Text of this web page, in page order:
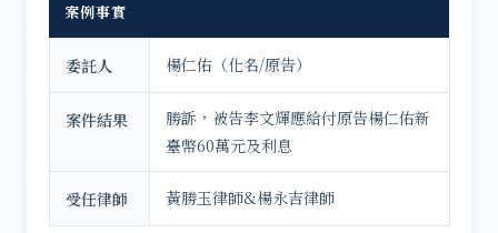
案例事實
委託人 楊仁佑（化名/原告）
案件結果
勝訴，被告李文輝應給付原告楊仁佑新
臺幣60萬元及利息
受任律師 黃勝玉律師&楊永吉律師